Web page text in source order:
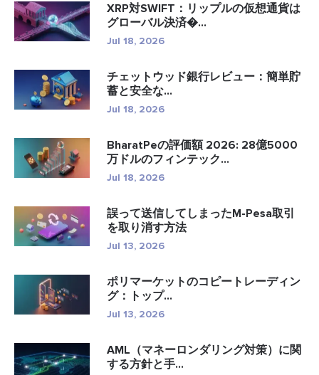
XRP対SWIFT：リップルの仮想通貨は
グローバル決済�...
Jul 18, 2026
チェットウッド銀行レビュー：簡単貯
蓄と安全な...
Jul 18, 2026
BharatPeの評価額 2026: 28億5000
万ドルのフィンテック...
Jul 18, 2026
誤って送信してしまったM-Pesa取引
を取り消す方法
Jul 13, 2026
ポリマーケットのコピートレーディン
グ：トップ...
Jul 13, 2026
AML（マネーロンダリング対策）に関
する方針と手...